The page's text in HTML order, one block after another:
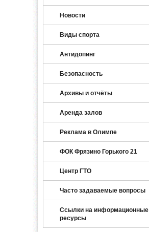
Новости
Виды спорта
Антидопинг
Безопасность
Архивы и отчёты
Аренда залов
Реклама в Олимпе
ФОК Фрязино Горького 21
Центр ГТО
Часто задаваемые вопросы
Ссылки на информационные
ресурсы